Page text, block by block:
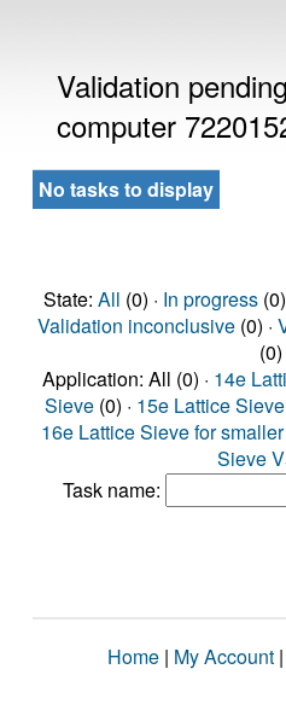
Validation
computer
No tasks to display
State: All (0) · In progress(0)
Validation inconclusive(0) ·
(0)
Application: All (0) · 14e
Sieve (0) · 15e Lattice
16e Lattice Sieve for
Sieve
Task name:
Home | My Account |